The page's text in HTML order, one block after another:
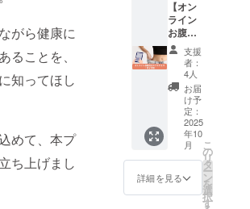
がら健康に
ることを、
知ってほし
めて、本プ
ち上げまし
談（解
析キッ
トのお
届けか
ら４ヶ
月以
内）
ション
（週1回
×3ヶ
月）／
アプリ
の利用
案内お
よび電
子書籍
はメー
ルで送
付 注意
事項：
セッ
ション
日時は
れから
食べ痩
せをお
仕事に
したい
方のビ
ジネス
相談と
しても
ご活用
いただ
けま
す。 提
供方
でのサ
ポート
を通じ
て、楽
しくモ
チベー
ション
を保ち
ながら
取り組
めま
す。 さ
らに、
山本本
【オン
ライン
お腹痩
せエク
ササイ
ズ＋電
子書
籍】 自
宅で気
軽に受
けられ
る、女
性に人
気のお
腹痩せ
特化エ
支援
者：
4人
お届
け予
定：
2025
年10
月
詳細を見る
こ
の
リ
タ
ー
ン
を
選
択
す